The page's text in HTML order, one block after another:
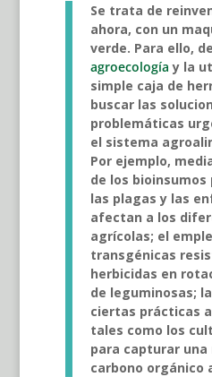
Se trata de
ahora, con un
verde. Para ello,
agroecología y la
simple caja de
buscar las
problemáticas
el sistema
Por ejemplo,
de los
las plagas y las
afectan a los
agrícolas; el
transgénicas
herbicidas en
de leguminosas;
ciertas prácticas
tales como los
para capturar
carbono orgánico